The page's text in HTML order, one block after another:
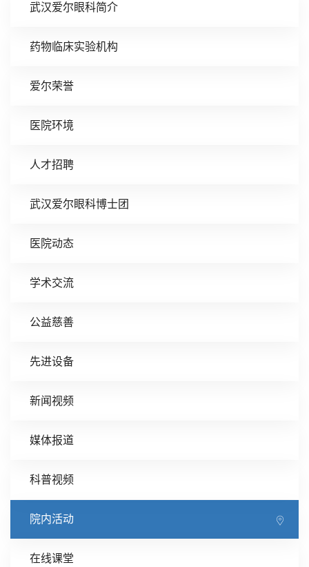
武汉爱尔眼科简介
药物临床实验机构
爱尔荣誉
医院环境
人才招聘
武汉爱尔眼科博士团
医院动态
学术交流
公益慈善
先进设备
新闻视频
媒体报道
科普视频
院内活动
在线课堂